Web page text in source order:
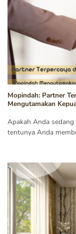
Mopindah: Partner
Mengutamakan
Apakah Anda sedang
tentunya Anda